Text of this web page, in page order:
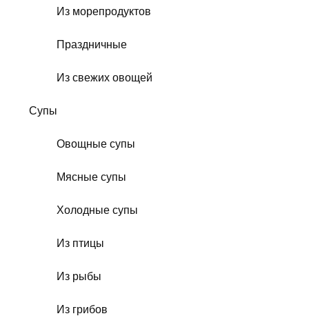
Из морепродуктов
Праздничные
Из свежих овощей
Супы
Овощные супы
Мясные супы
Холодные супы
Из птицы
Из рыбы
Из грибов